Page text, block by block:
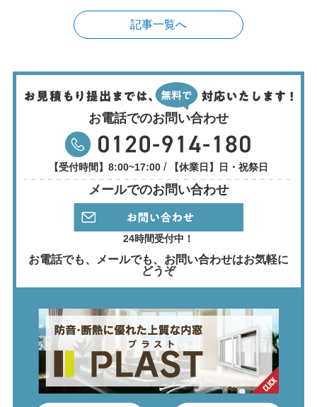
記事一覧へ
お電話でのお問い合わせ
【受付時間】8:00~17:00 /【休業日】日・祝祭日
メールでのお問い合わせ
24時間受付中！
お電話でも、メールでも、 お問い合わせはお気軽に
どうぞ